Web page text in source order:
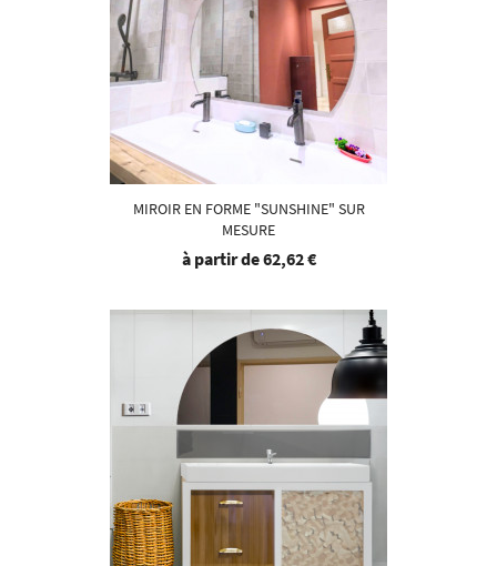
MIROIR EN FORME "SUNSHINE" SUR
MESURE
à partir de62,62 €